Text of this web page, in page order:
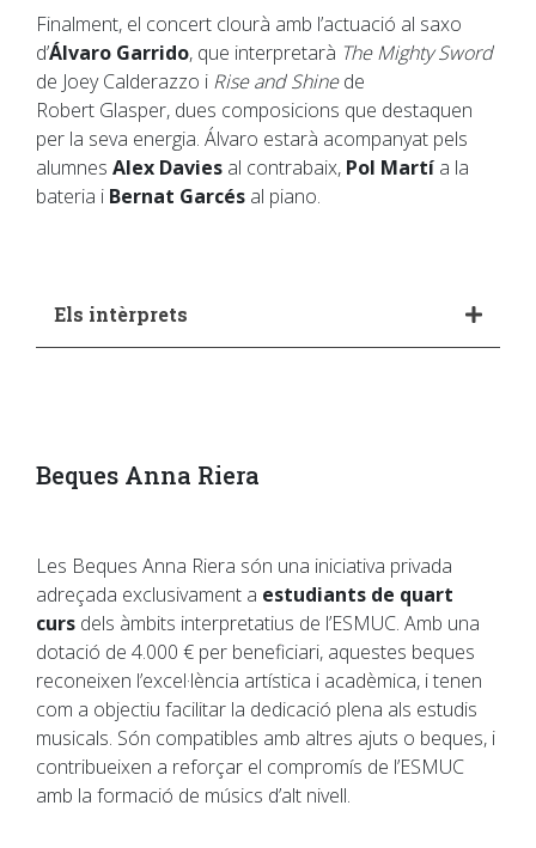
Finalment, el concert clourà amb l’actuació al saxo
d’Álvaro Garrido, que interpretarà The Mighty Sword
de Joey Calderazzo i Rise and Shinede
Robert Glasper, dues composicions que destaquen
per la seva energia. Álvaro estarà acompanyat pels
alumnes Alex Davies al contrabaix, Pol Martí a la
bateria i Bernat Garcés al piano.
Els intèrprets
Beques Anna Riera
Les Beques Anna Riera són una iniciativa privada
adreçada exclusivament a estudiants de quart
curs dels àmbits interpretatius de l’ESMUC. Amb una
dotació de 4.000 € per beneficiari, aquestes beques
reconeixen l’excel·lència artística i acadèmica, i tenen
com a objectiu facilitar la dedicació plena als estudis
musicals. Són compatibles amb altres ajuts o beques, i
contribueixen a reforçar el compromís de l’ESMUC
amb la formació de músics d’alt nivell.